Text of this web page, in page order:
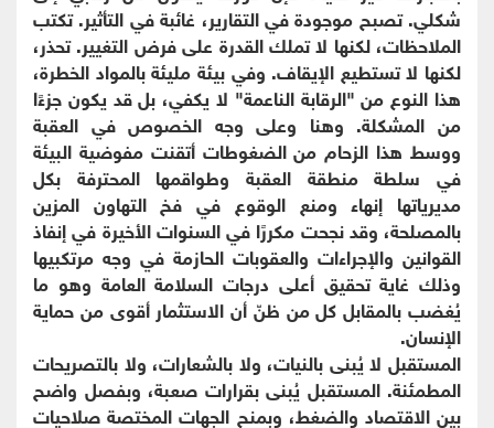
شكلي. تصبح موجودة في التقارير، غائبة في التأثير. تكتب
الملاحظات، لكنها لا تملك القدرة على فرض التغيير. تحذر،
لكنها لا تستطيع الإيقاف. وفي بيئة مليئة بالمواد الخطرة،
هذا النوع من "الرقابة الناعمة" لا يكفي، بل قد يكون جزءًا
من المشكلة. وهنا وعلى وجه الخصوص في العقبة
ووسط هذا الزحام من الضغوطات أتقنت مفوضية البيئة
في سلطة منطقة العقبة وطواقمها المحترفة بكل
مديرياتها إنهاء ومنع الوقوع في فخ التهاون المزين
بالمصلحة، وقد نجحت مكررًا في السنوات الأخيرة في إنفاذ
القوانين والإجراءات والعقوبات الحازمة في وجه مرتكبيها
وذلك غاية تحقيق أعلى درجات السلامة العامة وهو ما
يُغضب بالمقابل كل من ظنّ أن الاستثمار أقوى من حماية
الإنسان.
المستقبل لا يُبنى بالنيات، ولا بالشعارات، ولا بالتصريحات
المطمئنة. المستقبل يُبنى بقرارات صعبة، وبفصل واضح
بين الاقتصاد والضغط، وبمنح الجهات المختصة صلاحيات